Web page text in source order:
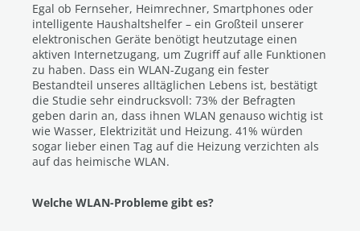
Egal ob Fernseher, Heimrechner, Smartphones oder
intelligente Haushaltshelfer – ein Großteil unserer
elektronischen Geräte benötigt heutzutage einen
aktiven Internetzugang, um Zugriff auf alle Funktionen
zu haben. Dass ein WLAN-Zugang ein fester
Bestandteil unseres alltäglichen Lebens ist, bestätigt
die Studie sehr eindrucksvoll: 73% der Befragten
geben darin an, dass ihnen WLAN genauso wichtig ist
wie Wasser, Elektrizität und Heizung. 41% würden
sogar lieber einen Tag auf die Heizung verzichten als
auf das heimische WLAN.
Welche WLAN-Probleme gibt es?